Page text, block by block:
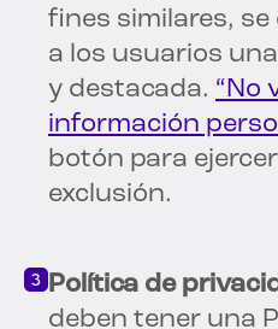
fines similares,
a los usuarios
y destacada. “No
información
botón para
exclusión.
Política de
deben tener una